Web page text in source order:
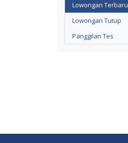
Lowongan Terbaru
Lowongan Tutup
Panggilan Tes